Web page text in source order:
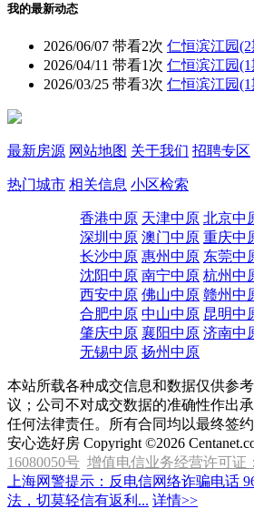
我的最新动态
2026/06/07 带看2次 仁恒滨江园(2
2026/04/11 带看1次 仁恒滨江园(1
2026/03/25 带看3次 仁恒滨江园(1
最新房源 网站地图 关于我们 招聘专区
热门城市 相关信息 小区检索
香港中原 天津中原 北京中
深圳中原 澳门中原 重庆中
长沙中原 惠州中原 东莞中
沈阳中原 南宁中原 杭州中
西安中原 佛山中原 赣州中
合肥中原 中山中原 昆明中
肇庆中原 襄阳中原 济南中
无锡中原 扬州中原
本站所载各种成交信息和数据仅供参
议；公司不对成交数据的准确性作出
任何法律责任。所有合同均以最终签约
安心选好房 Copyright ©2026
16080050号 增值电信业务经营许可证
上海网警提示：反电信网络诈骗电话
法，切莫轻信有返利... 详情>>